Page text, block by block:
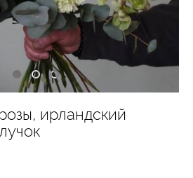
ирландский